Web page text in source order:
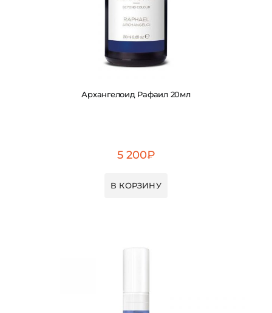
Архангелоид Рафаил 20мл
5 200₽
В КОРЗИНУ